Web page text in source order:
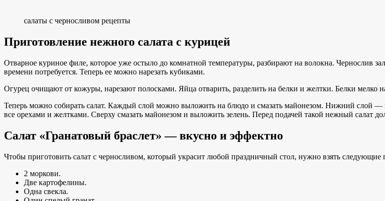
салаты с черносливом рецепты
Приготовление нежного салата с курицей
Отварное куриное филе, которое уже остыло до комнатной температуры, разбирают на волокна. Чернослив
времени потребуется. Теперь ее можно нарезать кубиками.
Огурец очищают от кожуры, нарезают полосками. Яйца отварить, разделить на белки и желтки. Белки мелко
Теперь можно собирать салат. Каждый слой можно выложить на блюдо и смазать майонезом. Нижний слой —
все орехами и желтками. Сверху смазать майонезом и выложить зелень. Перед подачей такой нежный салат
Салат «Гранатовый браслет» — вкусно и эффектно
Чтобы приготовить салат с черносливом, который украсит любой праздничный стол, нужно взять следующие
2 моркови.
Две картофелины.
Одна свекла.